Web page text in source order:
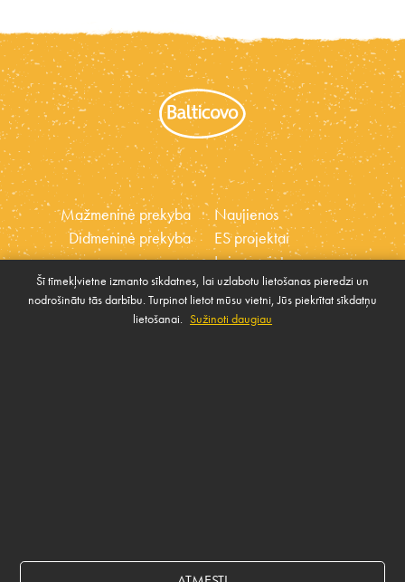
Mažmeninė prekyba
Didmeninė prekyba
Slapukai
Naujienos
ES projektai
Laisvos vietos
Etikos kodeksas
Visuomenės paramos
politika
Šī tīmekļvietne izmanto sīkdatnes, lai uzlabotu lietošanas pieredzi un
nodrošinātu tās darbību. Turpinot lietot mūsu vietni, Jūs piekrītat sīkdatņu
lietošanai. Sužinoti daugiau